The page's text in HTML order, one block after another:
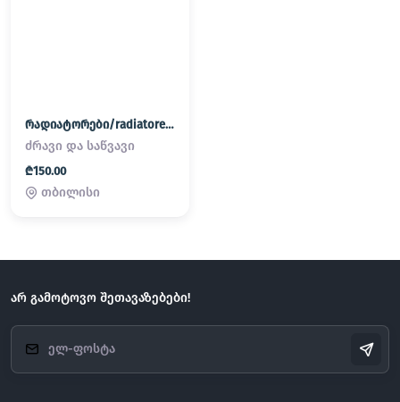
რადიატორები/radiatorebi
ძრავი და საწვავი
₾150.00
თბილისი
არ გამოტოვო შეთავაზებები!